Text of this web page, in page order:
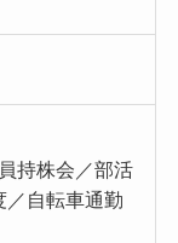
持株会／部活
／自転車通勤